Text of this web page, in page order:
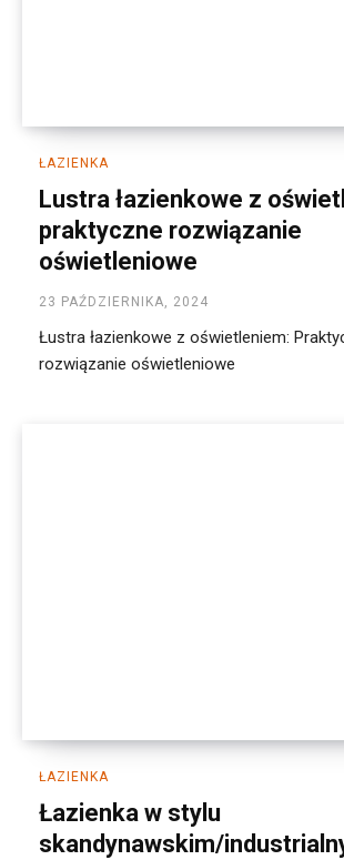
ŁAZIENKA
Lustra łazienkowe z
praktyczne rozwiązanie
oświetleniowe
23 PAŹDZIERNIKA, 2024
Łustra łazienkowe z oświetleniem:
rozwiązanie oświetleniowe
ŁAZIENKA
Łazienka w stylu
skandynawskim/